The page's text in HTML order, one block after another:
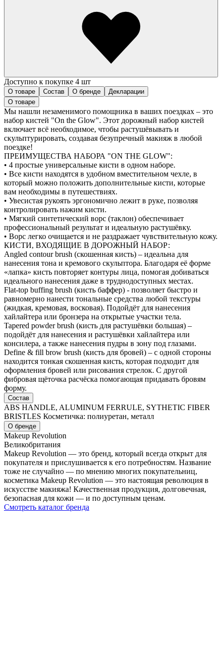
Доступно к покупке 4 шт
О товаре Состав О бренде
Декларации
О товаре
Мы нашли незаменимого помощника в ваших поездках – это
набор кистей "On the Glow". Этот дорожный набор кистей
включает всё необходимое, чтобы растушёвывать и
скульптурировать, создавая безупречный макияж в любой
поездке!
ПРЕИМУЩЕСТВА НАБОРА "ON THE GLOW":
• 4 простые универсальные кисти в одном наборе.
• Все кисти находятся в удобном вместительном чехле, в
который можно положить дополнительные кисти, которые
вам необходимы в путешествиях.
• Увесистая рукоять эргономично лежит в руке, позволяя
контролировать нажим кисти.
• Мягкий синтетический ворс (таклон) обеспечивает
профессиональный результат и идеальную растушёвку.
• Ворс легко очищается и не раздражает чувствительную кожу.
КИСТИ, ВХОДЯЩИЕ В ДОРОЖНЫЙ НАБОР:
Angled contour brush (скошенная кисть) – идеальна для
нанесения тона и кремового скульптора. Благодаря её форме
«лапка» кисть повторяет контуры лица, помогая добиваться
идеального нанесения даже в труднодоступных местах.
Flat-top buffing brush (кисть баффер) - позволяет быстро и
равномерно нанести тональные средства любой текстуры
(жидкая, кремовая, восковая). Подойдёт для нанесения
хайлайтера или бронзера на открытые участки тела.
Tapered powder brush (кисть для растушёвки большая) –
подойдёт для нанесения и растушёвки хайлайтера или
консилера, а также нанесения пудры в зону под глазами.
Define & fill brow brush (кисть для бровей) – с одной стороны
находится тонкая скошенная кисть, которая подходит для
оформления бровей или рисования стрелок. С другой
фибровая щёточка расчёска помогающая придавать бровям
форму.
Состав
ABS HANDLE, ALUMINUM FERRULE, SYTHETIC FIBER
BRISTLES Косметичка: полиуретан, металл
О бренде
Makeup Revolution
Великобритания
Makeup Revolution — это бренд, который всегда открыт для
покупателя и прислушивается к его потребностям. Название
тоже не случайно — по мнению многих покупательниц,
косметика Makeup Revolution — это настоящая революция в
искусстве макияжа! Качественная продукция, долговечная,
безопасная для кожи — и по доступным ценам.
Смотреть каталог бренда